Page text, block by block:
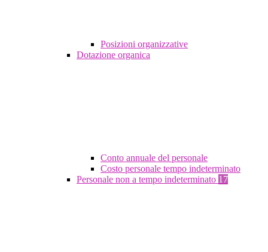
Posizioni organizzative
Dotazione organica
Conto annuale del personale
Costo personale tempo indeterminato
Personale non a tempo indeterminato 17